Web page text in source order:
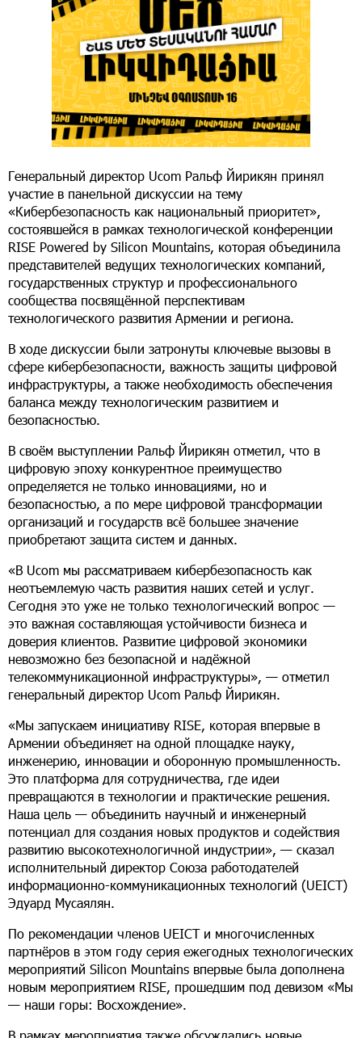
Генеральный директор Ucom Ральф Йирикян принял
участие в панельной дискуссии на тему
«Кибербезопасность как национальный приоритет»,
состоявшейся в рамках технологической конференции
RISE Powered by Silicon Mountains, которая объединила
представителей ведущих технологических компаний,
государственных структур и профессионального
сообщества посвящённой перспективам
технологического развития Армении и региона.
В ходе дискуссии были затронуты ключевые вызовы в
сфере кибербезопасности, важность защиты цифровой
инфраструктуры, а также необходимость обеспечения
баланса между технологическим развитием и
безопасностью.
В своём выступлении Ральф Йирикян отметил, что в
цифровую эпоху конкурентное преимущество
определяется не только инновациями, но и
безопасностью, а по мере цифровой трансформации
организаций и государств всё большее значение
приобретают защита систем и данных.
«В Ucom мы рассматриваем кибербезопасность как
неотъемлемую часть развития наших сетей и услуг.
Сегодня это уже не только технологический вопрос —
это важная составляющая устойчивости бизнеса и
доверия клиентов. Развитие цифровой экономики
невозможно без безопасной и надёжной
телекоммуникационной инфраструктуры», — отметил
генеральный директор Ucom Ральф Йирикян.
«Мы запускаем инициативу RISE, которая впервые в
Армении объединяет на одной площадке науку,
инженерию, инновации и оборонную промышленность.
Это платформа для сотрудничества, где идеи
превращаются в технологии и практические решения.
Наша цель — объединить научный и инженерный
потенциал для создания новых продуктов и содействия
развитию высокотехнологичной индустрии», — сказал
исполнительный директор Союза работодателей
информационно-коммуникационных технологий (UEICT)
Эдуард Мусаялян.
По рекомендации членов UEICT и многочисленных
партнёров в этом году серия ежегодных технологических
мероприятий Silicon Mountains впервые была дополнена
новым мероприятием RISE, прошедшим под девизом «Мы
— наши горы: Восхождение».